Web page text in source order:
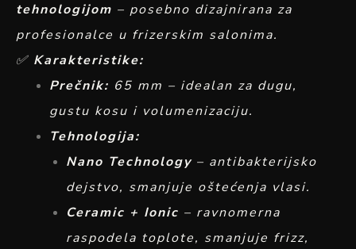
tehnologijom – posebno dizajnirana za
profesionalce u frizerskim salonima.
✅ Karakteristike:
Prečnik: 65 mm – idealan za dugu,
gustu kosu i volumenizaciju.
Tehnologija:
Nano Technology– antibakterijsko
dejstvo, smanjuje oštećenja vlasi.
Ceramic + Ionic – ravnomerna
raspodela toplote, smanjuje frizz,